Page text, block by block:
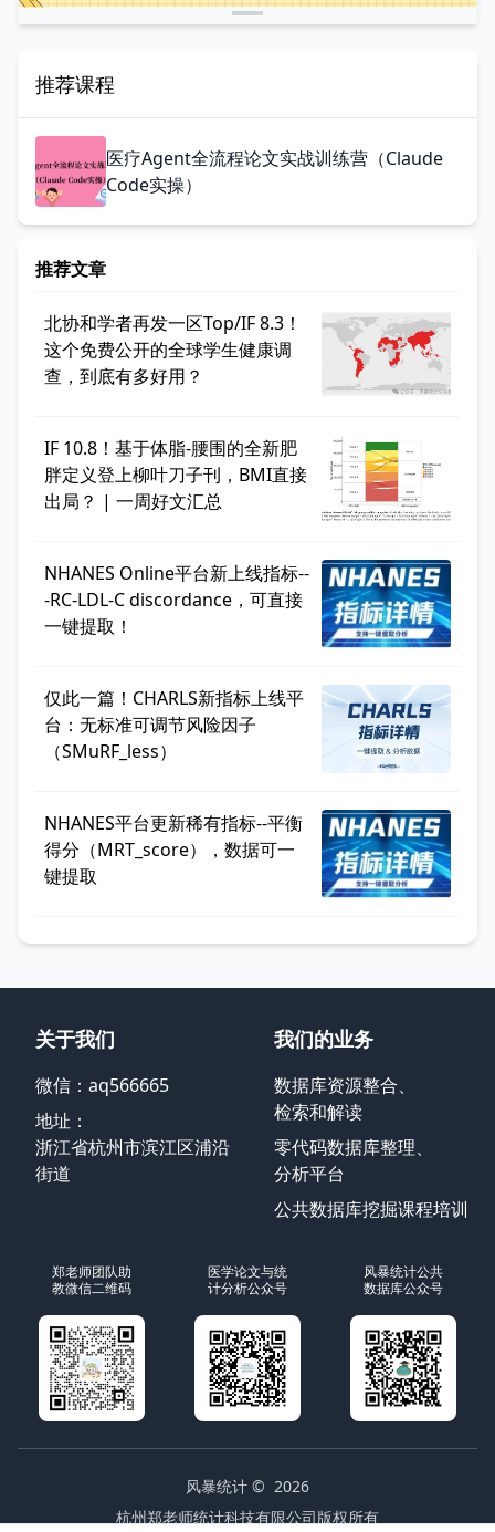
推荐课程
医疗Agent全流程论文实战训练营（Claude
Code实操）
推荐文章
北协和学者再发一区Top/IF 8.3！
这个免费公开的全球学生健康调
查，到底有多好用？
IF 10.8！基于体脂-腰围的全新肥
胖定义登上柳叶刀子刊，BMI直接
出局？ | 一周好文汇总
NHANES Online平台新上线指标--
-RC-LDL-C discordance，可直接
一键提取！
仅此一篇！CHARLS新指标上线平
台：无标准可调节风险因子
（SMuRF_less）
NHANES平台更新稀有指标--平衡
得分（MRT_score），数据可一
键提取
关于我们
微信：aq566665
地址：
浙江省杭州市滨江区浦沿
街道
我们的业务
数据库资源整合、
检索和解读
零代码数据库整理、
分析平台
公共数据库挖掘课程培训
郑老师团队助
教微信二维码
医学论文与统
计分析公众号
风暴统计公共
数据库公众号
风暴统计 © 2026
杭州郑老师统计科技有限公司版权所有